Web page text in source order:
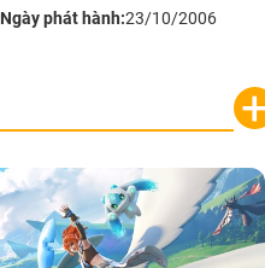
Ngày phát hành:23/10/2006